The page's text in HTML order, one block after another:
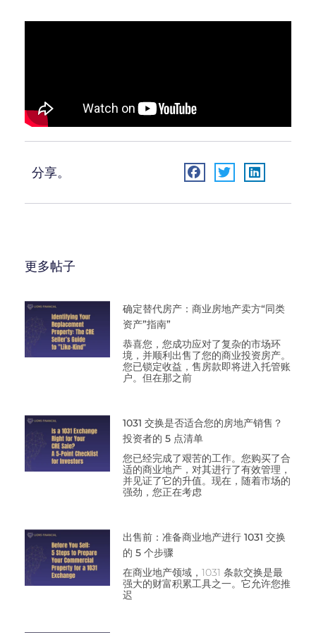
分享。
更多帖子
确定替代房产：商业房地产卖方“同类
资产”指南”
恭喜您，您成功应对了复杂的市场环
境，并顺利出售了您的商业投资房产。
您已锁定收益，售房款即将进入托管账
户。但在那之前
1031 交换是否适合您的房地产销售？
投资者的 5 点清单
您已经完成了艰苦的工作。您购买了合
适的商业地产，对其进行了有效管理，
并见证了它的升值。现在，随着市场的
强劲，您正在考虑
出售前：准备商业地产进行 1031 交换
的 5 个步骤
在商业地产领域，1031 条款交换是最
强大的财富积累工具之一。它允许您推
迟